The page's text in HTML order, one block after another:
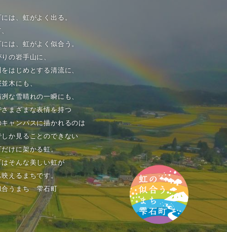
は、虹がよく出る。
は、虹がよく似合う。
の岩手山に、
はじめとする清流に、
木にも、
な雪晴れの一瞬にも、
さまざまな表情を持つ
ャンパスに描かれるのは
しか見ることのできない
だけに架かる虹。
はそんな美しい虹が
映えるまちです。
合うまち 雫石町